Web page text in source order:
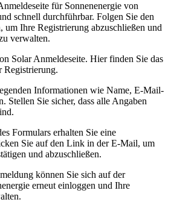
für Sonnenenergie von
schnell durchführbar. Folgen Sie den
um Ihre Registrierung abzuschließen und
verwalten.
Solar Anmeldeseite. Hier finden Sie das
Registrierung.
Informationen wie Name, E-Mail-
Stellen Sie sicher, dass alle Angaben
Formulars erhalten Sie eine
Sie auf den Link in der E-Mail, um
und abzuschließen.
können Sie sich auf der
erneut einloggen und Ihre